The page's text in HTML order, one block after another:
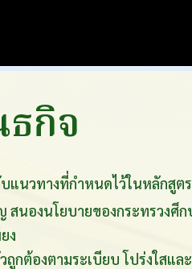
กิจ
แนวทางที่กำหนดไว้ในหลักสูตร
นองนโยบายของกระทรวงศึ
ง
ต้องตามระเบียบ โปร่งใสแล